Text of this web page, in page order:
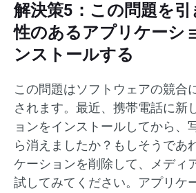
解決策5：この問題を
性のあるアプリケーシ
ンストールする
この問題はソフトウェアの競合
されます。最近、携帯電話に新
ョンをインストールしてから、
ら消えましたか？もしそうであ
ケーションを削除して、メディ
試してみてください。アプリケ